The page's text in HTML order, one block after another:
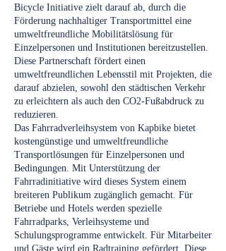
Bicycle Initiative zielt darauf ab, durch die
Förderung nachhaltiger Transportmittel eine
umweltfreundliche Mobilitätslösung für
Einzelpersonen und Institutionen bereitzustellen.
Diese Partnerschaft fördert einen
umweltfreundlichen Lebensstil mit Projekten, die
darauf abzielen, sowohl den städtischen Verkehr
zu erleichtern als auch den CO2-Fußabdruck zu
reduzieren.
Das Fahrradverleihsystem von Kapbike bietet
kostengünstige und umweltfreundliche
Transportlösungen für Einzelpersonen und
Bedingungen. Mit Unterstützung der
Fahrradinitiative wird dieses System einem
breiteren Publikum zugänglich gemacht. Für
Betriebe und Hotels werden spezielle
Fahrradparks, Verleihsysteme und
Schulungsprogramme entwickelt. Für Mitarbeiter
und Gäste wird ein Radtraining gefördert. Diese